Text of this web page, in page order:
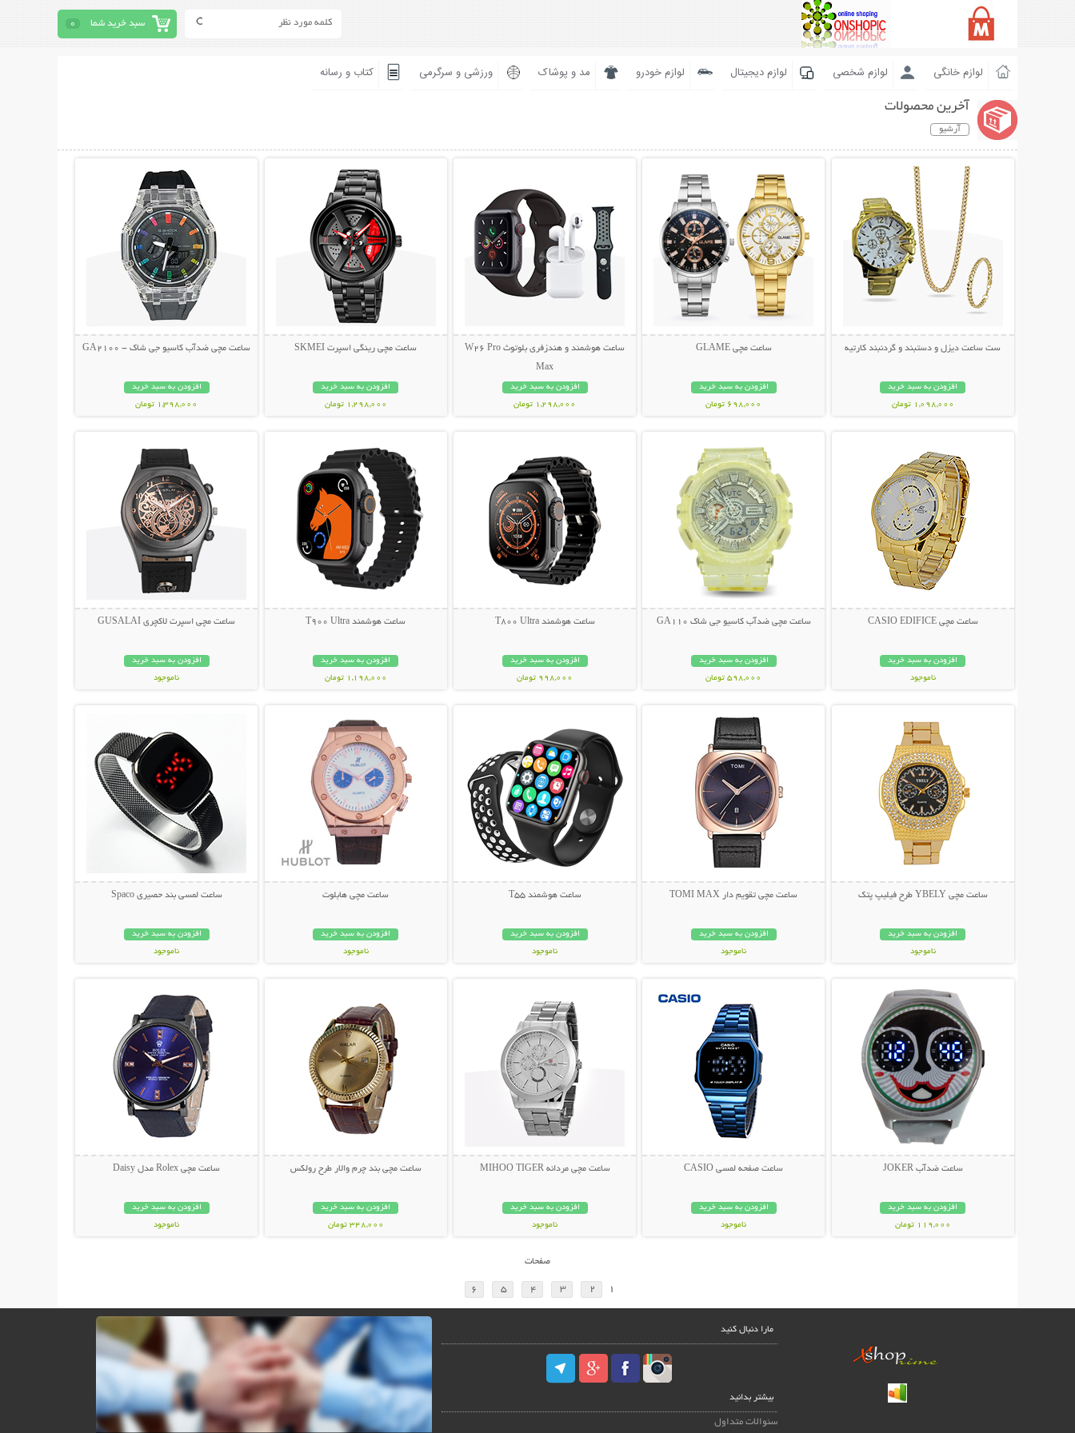
سبد خرید شما 0
لوازم خانگی لوازم شخصی لوازم دیجیتال لوازم خودرو مد و پوشاک ورزشی و سرگرمی کتاب و رسانه
آخرین محصولات
آرشیو
ست ساعت دیزل و دستبند و گردنبند کارتیه
افزودن به سبد خرید
1,098,000 تومان
ساعت مچی GLAME
افزودن به سبد خرید
698,000 تومان
ساعت هوشمند و هندزفری بلوتوث W26 Pro
Max
افزودن به سبد خرید
1,298,000 تومان
ساعت مچی رینگی اسپرت SKMEI
افزودن به سبد خرید
1,298,000 تومان
ساعت مچی ضدآب کاسیو جی شاک - GA2100
افزودن به سبد خرید
1,398,000 تومان
ساعت مچی CASIO EDIFICE
افزودن به سبد خرید
ناموجود
ساعت مچی ضدآب کاسیو جی شاک GA110
افزودن به سبد خرید
598,000 تومان
ساعت هوشمند T800 Ultra
افزودن به سبد خرید
998,000 تومان
ساعت هوشمند T900 Ultra
افزودن به سبد خرید
1,198,000 تومان
ساعت مچی اسپرت لاکچری GUSALAI
افزودن به سبد خرید
ناموجود
ساعت مچی YBELY طرح فیلیپ پتک
افزودن به سبد خرید
ناموجود
ساعت مچی تقویم دار TOMI MAX
افزودن به سبد خرید
ناموجود
ساعت هوشمند T55
افزودن به سبد خرید
ناموجود
ساعت مچی هابلوت
افزودن به سبد خرید
ناموجود
ساعت لمسی بند حصیری Spaco
افزودن به سبد خرید
ناموجود
ساعت ضدآب JOKER
افزودن به سبد خرید
119,000 تومان
ساعت صفحه لمسی CASIO
افزودن به سبد خرید
ناموجود
ساعت مچی مردانه MIHOO TIGER
افزودن به سبد خرید
ناموجود
ساعت مچی بند چرم والار طرح رولکس
افزودن به سبد خرید
348,000 تومان
ساعت مچی Rolex مدل Daisy
افزودن به سبد خرید
ناموجود
صفحات
1
2
3
4
5
6
مارا دنبال کنید
بیشتر بدانید
سئوالات متداول